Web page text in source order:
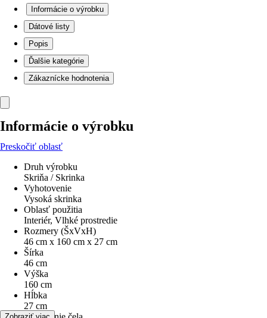
Informácie o výrobku
Dátové listy
Popis
Ďalšie kategórie
Zákaznícke hodnotenia
Informácie o výrobku
Preskočiť oblasť
Druh výrobku
Skriňa / Skrinka
Vyhotovenie
Vysoká skrinka
Oblasť použitia
Interiér, Vlhké prostredie
Rozmery (ŠxVxH)
46 cm x 160 cm x 27 cm
Šírka
46 cm
Výška
160 cm
Hĺbka
27 cm